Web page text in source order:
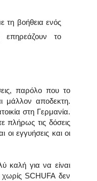
τη βοήθεια ενός
επηρεάζουν το
παρόλο που το
μάλλον αποδεκτη.
στη Γερμανία.
πλήρως τις δόσεις
εγγυήσεις και οι
καλή για να είναι
SCHUFA δεν